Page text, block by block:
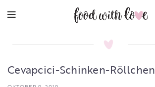
Cevapcici-Schinken-Röllchen